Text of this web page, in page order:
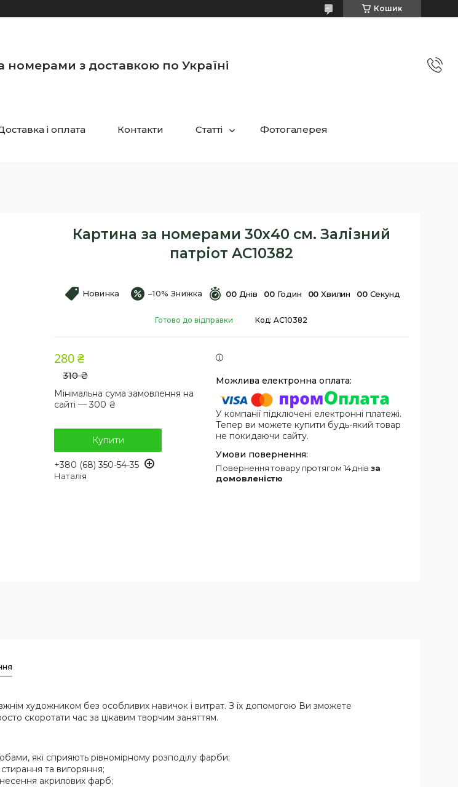
Кошик
номерами з доставкою по Україні
і оплата Контакти Статті Фотогалерея
Картина за номерами 30х40 см. Залізний
патріот AC10382
Новинка –10% 00 Днів 00 Годин 00 Хвилин 00 Секунд
Готово до відправки Код: AC10382
310 ₴
280 ₴
Мінімальна сума замовлення на
сайті — 300 ₴
Купити
+380 (68) 350-54-35
Наталія
У компанії підключені електронні платежі.
Тепер ви можете купити будь-який товар
не покидаючи сайту.
повернення товару протягом 14 днів за
домовленістю
художником без особливих навичок і витрат. З їх допомогою Ви зможете
скоротати час за цікавим творчим заняттям.
які сприяють рівномірному розподілу фарби;
та вигоряння;
акрилових фарб;